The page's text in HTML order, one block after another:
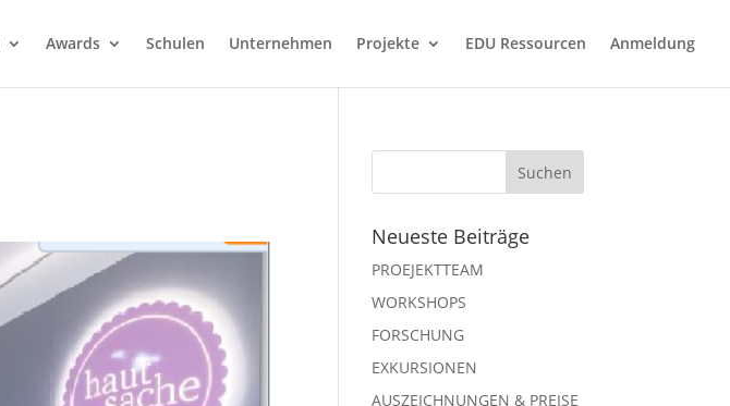
Awards Schulen Unternehmen Projekte EDU Ressourcen Anmeldung
Neueste Beiträge
PROEJEKTTEAM
WORKSHOPS
FORSCHUNG
EXKURSIONEN
AUSZEICHNUNGEN & PREISE